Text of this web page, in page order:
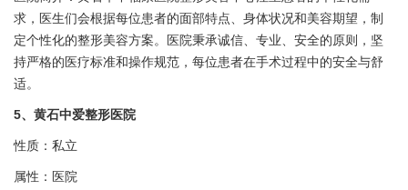
求，医生们会根据每位患者的面部特点、身体状况和美容期望，制
定个性化的整形美容方案。医院秉承诚信、专业、安全的原则，坚
持严格的医疗标准和操作规范，每位患者在手术过程中的安全与舒
适。
5、黄石中爱整形医院
性质：私立
属性：医院